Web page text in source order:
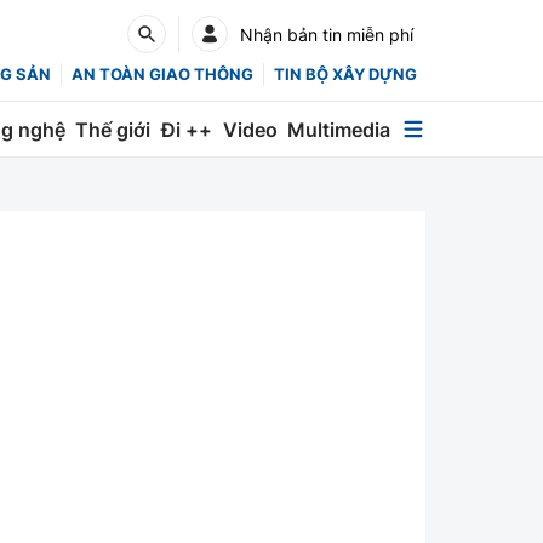
Nhận bản tin miễn phí
SẢN AN TOÀN GIAO THÔNG TIN BỘ XÂY DỰNG
nghệ Thế giới Đi ++ Video Multimedia